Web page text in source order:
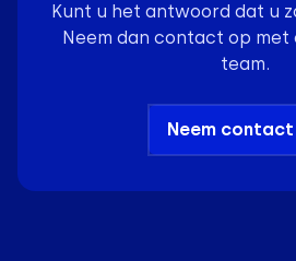
Kunt u het antwoord dat u
Neem dan contact op met
team.
Neem